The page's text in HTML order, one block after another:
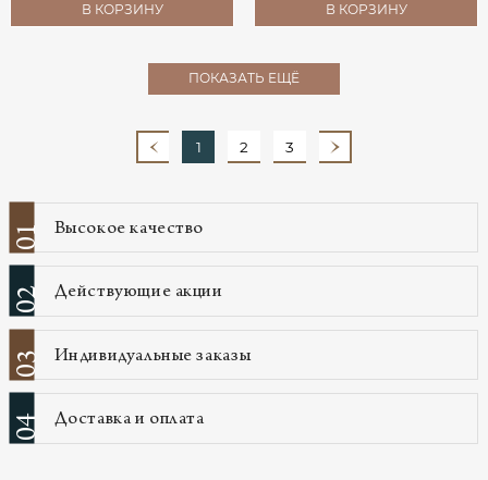
В КОРЗИНУ В КОРЗИНУ
ПОКАЗАТЬ ЕЩЁ
1 2 3
01 Высокое качество
02 Действующие акции
03 Индивидуальные заказы
04 Доставка и оплата